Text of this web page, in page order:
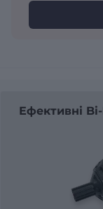
Ефективні